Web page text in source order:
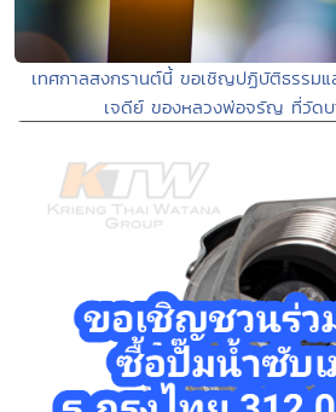
เทศกาลสงกรานต์นี้ ขอเชิญปฏิบัติธรรมแ
เจดีย์ ของหลวงพ่อจรัญ ที่วัด